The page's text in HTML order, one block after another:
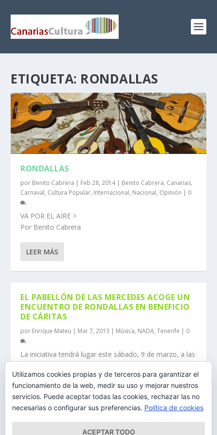
ETIQUETA: RONDALLAS
RONDALLAS
por Benito Cabrera | Feb 28, 2014| Benito Cabrera, Canarias,
Carnaval, Cultura Popular, Internacional, Nacional, Opinión | 0
VA POR EL AIRE >
Por Benito Cabrera
LEER MÁS
EL PABELLÓN DE LAS MERCEDES ACOGE UN
ENCUENTRO DE RONDALLAS EN BENEFICIO
DE CÁRITAS
por Enrique Mateu | Mar 7, 2013 | Música, NADA,Tenerife | 0
La iniciativa tendrá lugar este sábado, 9 de marzo, a las
LEER MÁS
Utilizamos cookies propias y de terceros para garantizar el
funcionamiento de la web, medir su uso y mejorar nuestros
servicios. Puede aceptar todas las cookies, rechazar las no
necesarias o configurar sus preferencias. Política de cookies
ACEPTAR TODO